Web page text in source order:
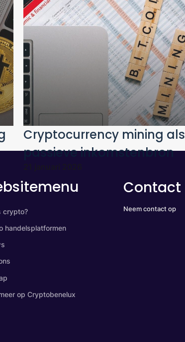
Cryptocurrency mining als
passieve inkomstenbron
21 januari 2026
crypto?
handelsplatformen
op Cryptobenelux
Contact
Neem contact op